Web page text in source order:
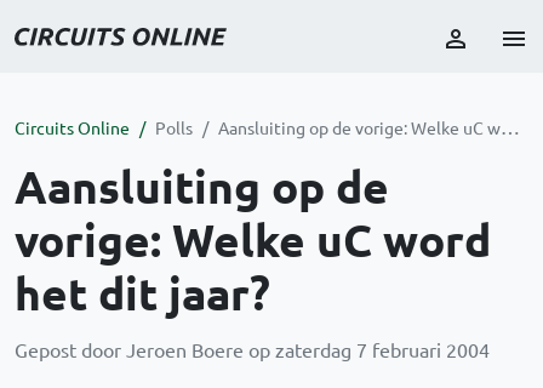
Circuits Online Polls Aansluiting op de vorige: Welke uC word het dit jaar?
Aansluiting op de
vorige: Welke uC word
het dit jaar?
Gepost door Jeroen Boere op zaterdag 7 februari 2004